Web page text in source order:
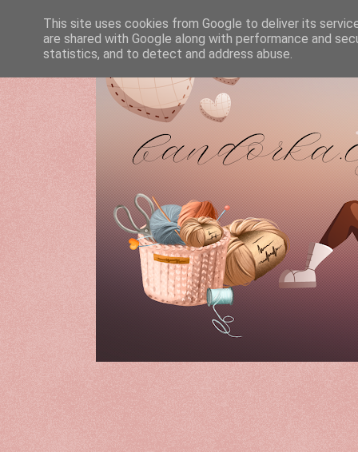
This site uses cookies from Google to deliver its
are shared with Google along with performance and
statistics, and to detect and address abuse.